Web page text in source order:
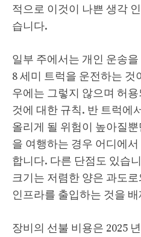
적으로 이것이 나쁜 생각
습니다.
일부 주에서는 개인 운송
8 세미 트럭을 운전하는 것
우에는 그렇지 않으며 허
것에 대한 규칙. 반 트럭에
올리게 될 위험이 높아질
을 여행하는 경우 어디에
합니다. 다른 단점도 있습
크기는 저렴한 양은 과도
인프라를 출입하는 것을
장비의 선불 비용은 2025